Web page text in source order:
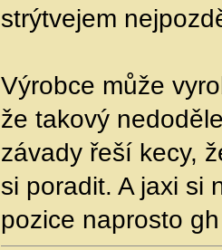
strýtvejem
Výrobce může
že takový
závady řeší kecy,
si poradit. A jaxi si
pozice naprosto